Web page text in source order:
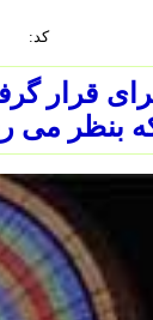
:كد
قرار
بنظر مى